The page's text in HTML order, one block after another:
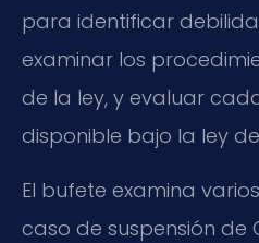
para identificar
examinar los
de la ley, y evaluar
disponible bajo la ley
El bufete examina
caso de suspensión de